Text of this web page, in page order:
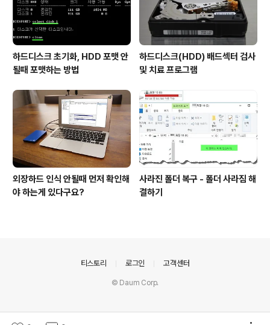
하드디스크 초기화, HDD 포맷 안
될때 포맷하는 방법
하드디스크(HDD) 배드섹터 검사
및 치료 프로그램
외장하드 인식 안될때 먼저 확인해
야 하는게 있다구요?
사라진 폴더 복구 - 폴더 사라짐 해
결하기
티스토리 로그인 고객센터
© Daum Corp.